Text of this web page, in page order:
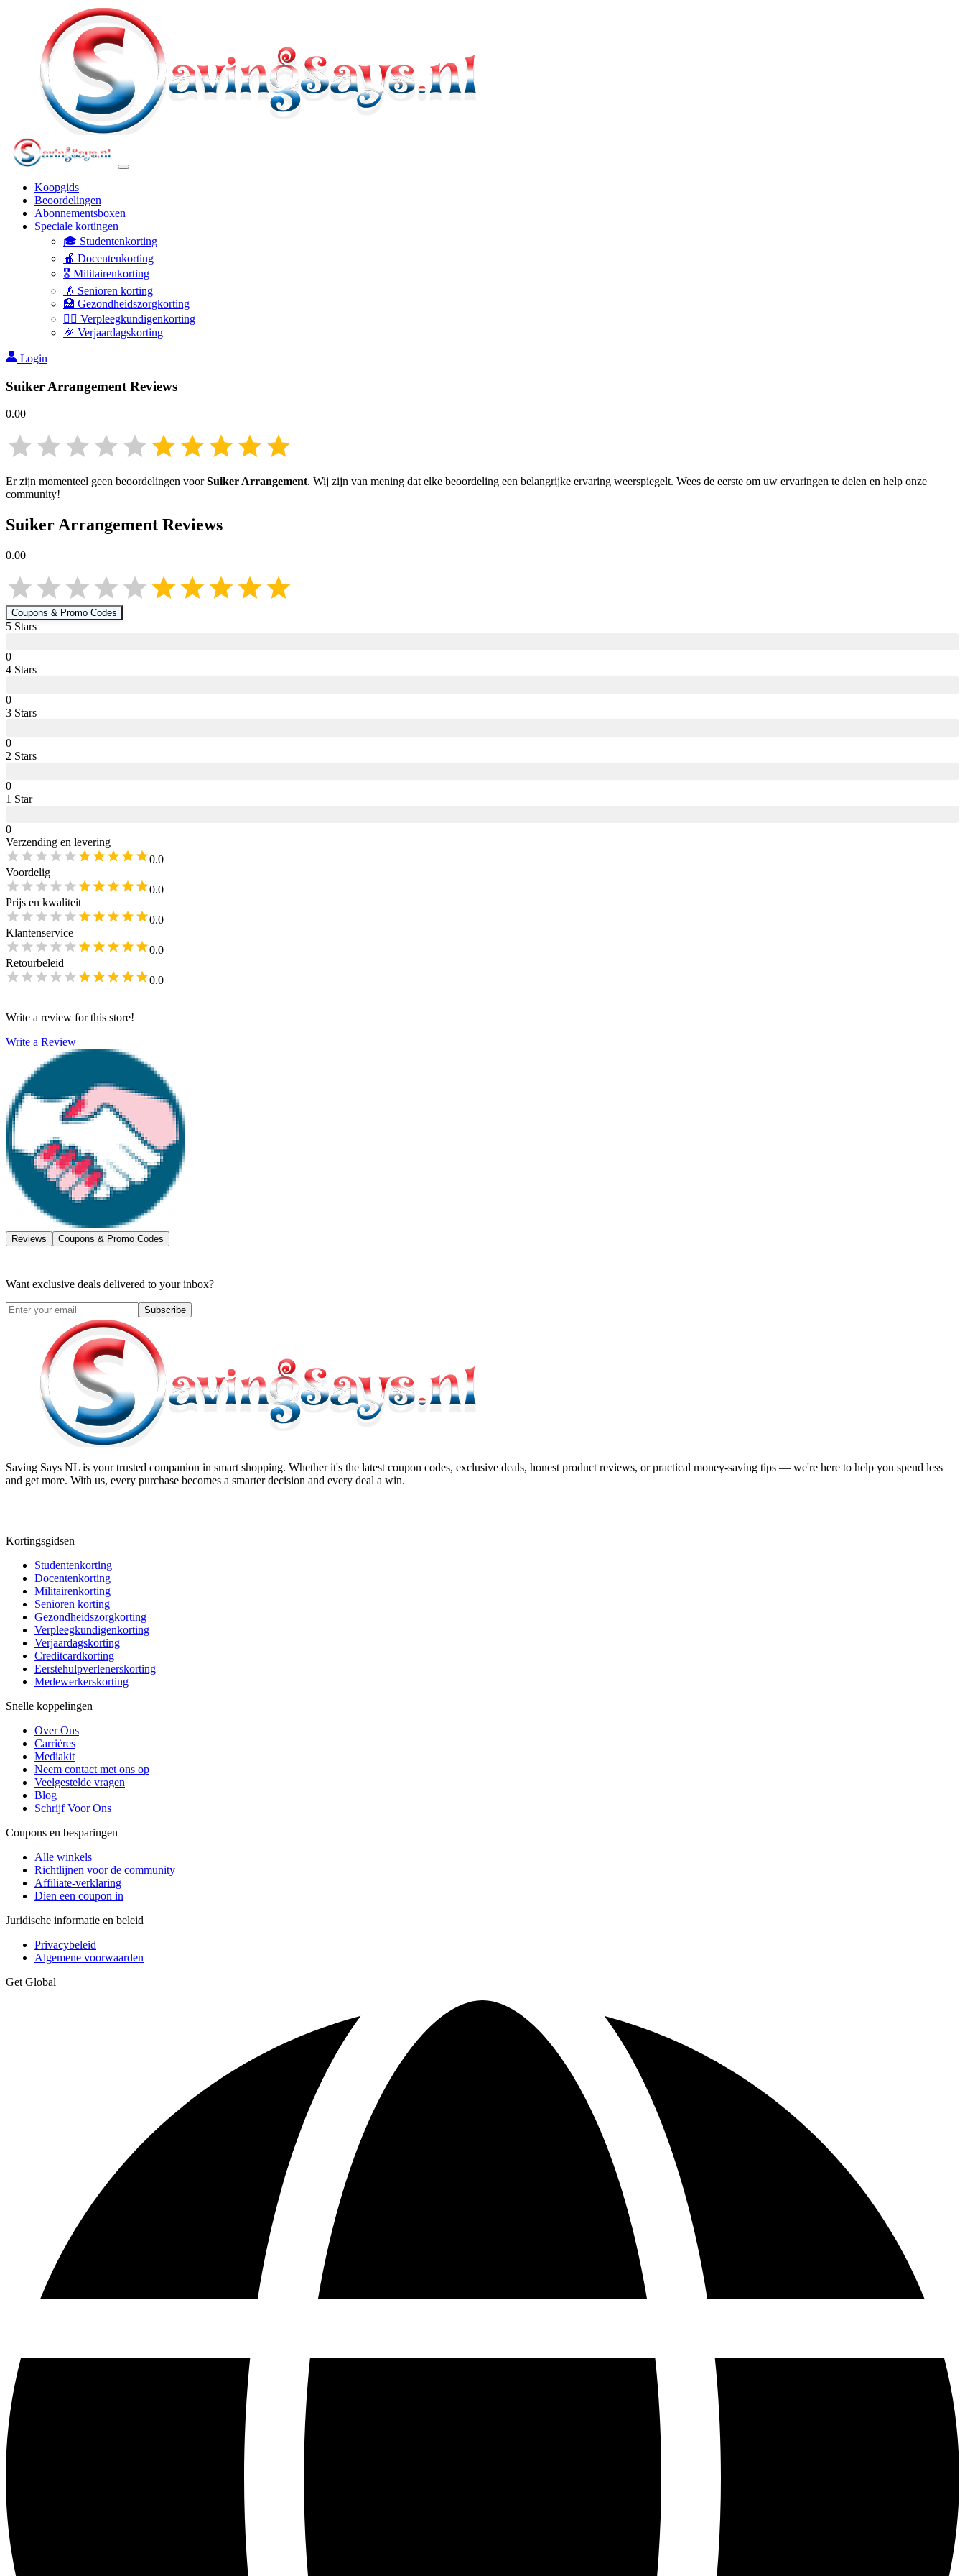
Koopgids
Beoordelingen
Abonnementsboxen
Speciale kortingen
🎓 Studentenkorting
🍎 Docentenkorting
🎖️ Militairenkorting
👴 Senioren korting
🏥 Gezondheidszorgkorting
👩‍⚕️ Verpleegkundigenkorting
🎉 Verjaardagskorting
Login
Suiker Arrangement Reviews
0.00
Er zijn momenteel geen beoordelingen voorSuiker Arrangement. Wij zijn van mening dat elke beoordeling een belangrijke ervaring weerspiegelt. Wees de eerste om uw ervaringen te delen en help onze
community!
Suiker Arrangement Reviews
0.00
Coupons & Promo Codes
5 Stars
0
4 Stars
0
3 Stars
0
2 Stars
0
1 Star
0
Verzending en levering
0.0
Voordelig
0.0
Prijs en kwaliteit
0.0
Klantenservice
0.0
Retourbeleid
0.0
Write a review for this store!
Write a Review
Reviews Coupons & Promo Codes
Want exclusive deals delivered to your inbox?
Subscribe
Saving Says NL is your trusted companion in smart shopping. Whether it's the latest coupon codes, exclusive deals, honest product reviews, or practical money-saving tips — we're here to help you spend less
and get more. With us, every purchase becomes a smarter decision and every deal a win.
Kortingsgidsen
Studentenkorting
Docentenkorting
Militairenkorting
Senioren korting
Gezondheidszorgkorting
Verpleegkundigenkorting
Verjaardagskorting
Creditcardkorting
Eerstehulpverlenerskorting
Medewerkerskorting
Snelle koppelingen
Over Ons
Carrières
Mediakit
Neem contact met ons op
Veelgestelde vragen
Blog
Schrijf Voor Ons
Coupons en besparingen
Alle winkels
Richtlijnen voor de community
Affiliate-verklaring
Dien een coupon in
Juridische informatie en beleid
Privacybeleid
Algemene voorwaarden
Get Global